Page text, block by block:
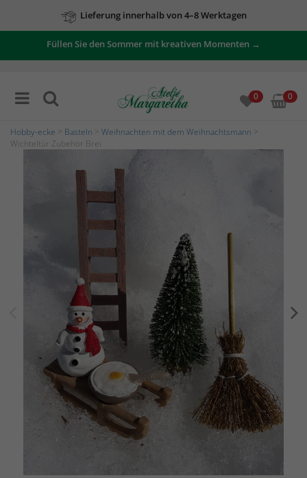
Lieferung innerhalb von 4–8 Werktagen
Füllen Sie den Sommer mit kreativen Momenten →
0 0
Hobby-ecke Basteln Weihnachten mit dem Weihnachtsmann
Wichteltür Zubehör Brei